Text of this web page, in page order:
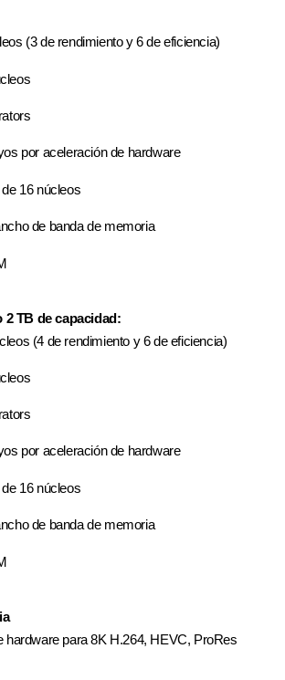
(3 de rendimiento y 6 de eficiencia)
por aceleración de hardware
16 núcleos
de banda de memoria
2 TB de capacidad:
(4 de rendimiento y 6 de eficiencia)
por aceleración de hardware
16 núcleos
de banda de memoria
hardware para 8K H.264, HEVC, ProRes